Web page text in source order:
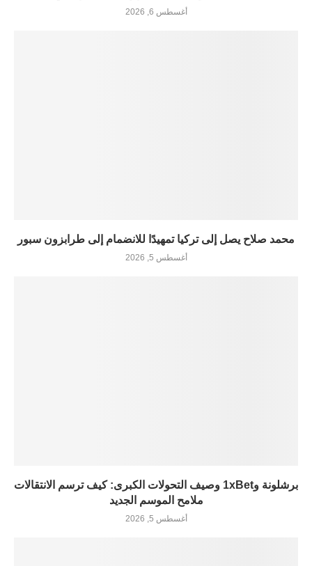
أغسطس 6, 2026
محمد صلاح يصل إلى تركيا تمهيدًا للانضمام إلى طرابزون سبور
أغسطس 5, 2026
برشلونة و1xBet وصيف التحولات الكبرى: كيف ترسم الانتقالات
ملامح الموسم الجديد
أغسطس 5, 2026